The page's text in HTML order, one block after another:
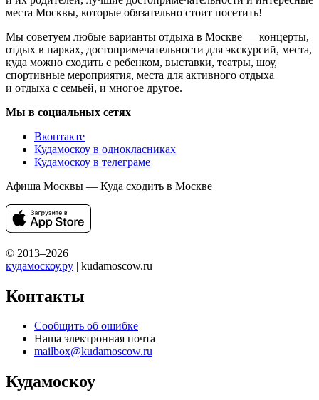
места Москвы, которые обязательно стоит посетить!
Мы советуем любые варианты отдыха в Москве — концерты,
отдых в парках, достопримечательности для экскурсий, места,
куда можно сходить с ребенком, выставки, театры, шоу,
спортивные мероприятия, места для активного отдыха
и отдыха с семьей, и многое другое.
Мы в социальных сетях
Вконтакте
Кудамоскоу в однокласниках
Кудамоскоу в телеграме
Афиша Москвы — Куда сходить в Москве
© 2013–2026
кудамоскоу.ру | kudamoscow.ru
Контакты
Сообщить об ошибке
Наша электронная почта
mailbox@kudamoscow.ru
Кудамоскоу